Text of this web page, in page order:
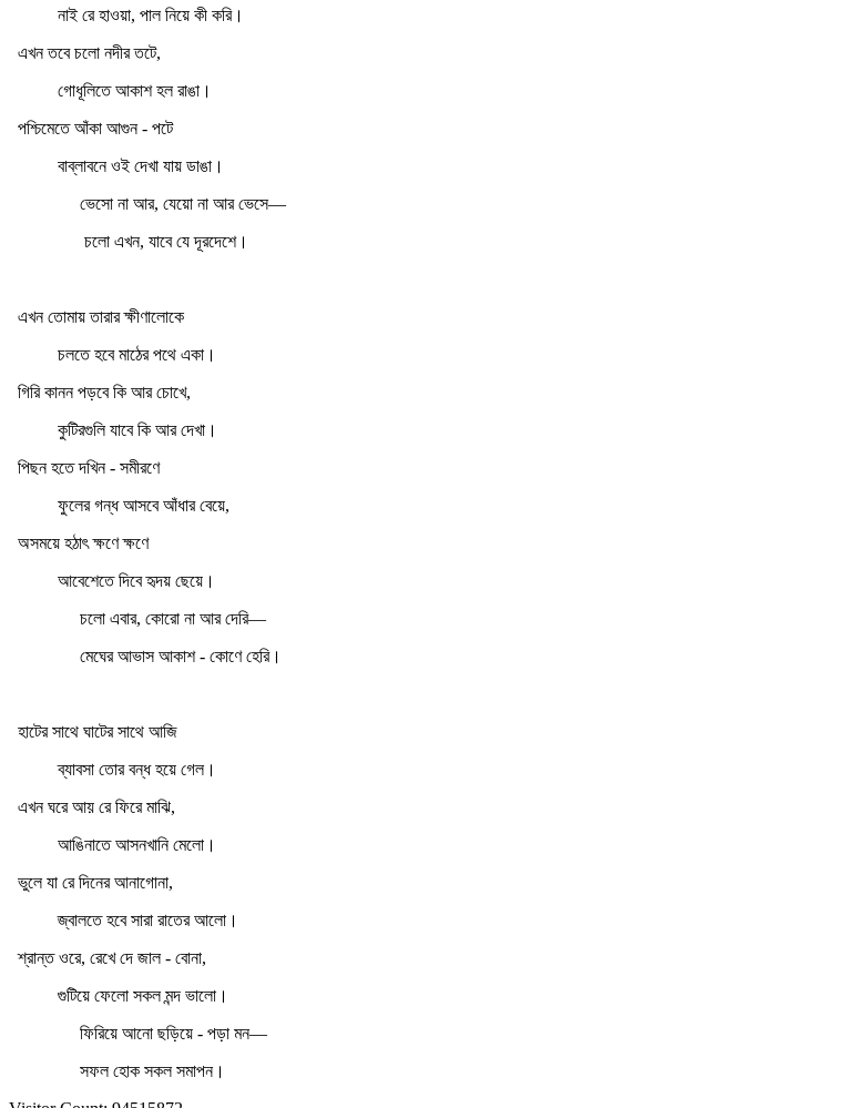
নাই রে হাওয়া, পাল নিয়ে কী করি।
এখন তবে চলো নদীর তটে,
গোধূলিতে আকাশ হল রাঙা।
পশ্চিমেতে আঁকা আগুন - পটে
বাব্‌লাবনে ওই দেখা যায় ডাঙা।
ভেসো না আর, যেয়ো না আর ভেসে—
চলো এখন, যাবে যে দূরদেশে।
এখন তোমায় তারার ক্ষীণালোকে
চলতে হবে মাঠের পথে একা।
গিরি কানন পড়বে কি আর চোখে,
কুটিরগুলি যাবে কি আর দেখা।
পিছন হতে দখিন - সমীরণে
ফুলের গন্ধ আসবে আঁধার বেয়ে,
অসময়ে হঠাৎ ক্ষণে ক্ষণে
আবেশেতে দিবে হৃদয় ছেয়ে।
চলো এবার, কোরো না আর দেরি—
মেঘের আভাস আকাশ - কোণে হেরি।
হাটের সাথে ঘাটের সাথে আজি
ব্যাবসা তোর বন্ধ হয়ে গেল।
এখন ঘরে আয় রে ফিরে মাঝি,
আঙিনাতে আসনখানি মেলো।
ভুলে যা রে দিনের আনাগোনা,
জ্বালতে হবে সারা রাতের আলো।
শ্রান্ত ওরে, রেখে দে জাল - বোনা,
গুটিয়ে ফেলো সকল মন্দ ভালো।
ফিরিয়ে আনো ছড়িয়ে - পড়া মন—
সফল হোক সকল সমাপন।